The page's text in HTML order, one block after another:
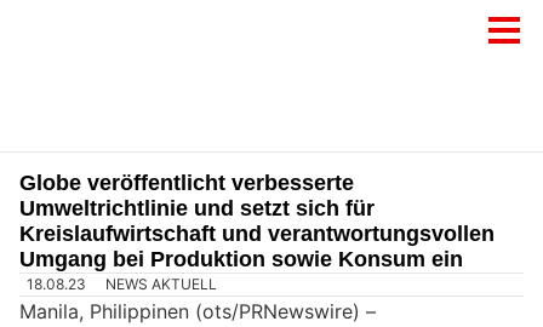
Globe veröffentlicht verbesserte
Umweltrichtlinie und setzt sich für
Kreislaufwirtschaft und verantwortungsvollen
Umgang bei Produktion sowie Konsum ein
18.08.23 NEWS AKTUELL
Manila, Philippinen (ots/PRNewswire) –